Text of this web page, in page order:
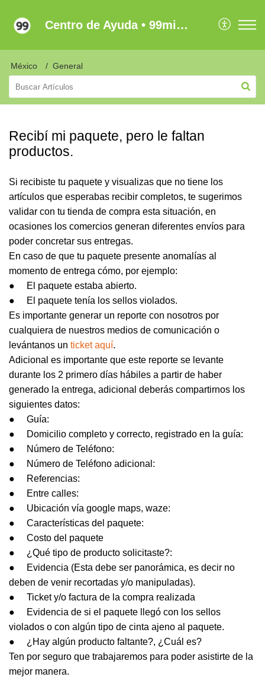
Centro de Ayuda • 99minutos Latam
México General
Recibí mi paquete, pero le faltan
productos.
Si recibiste tu paquete y visualizas que no tiene los
artículos que esperabas recibir completos, te sugerimos
validar con tu tienda de compra esta situación, en
ocasiones los comercios generan diferentes envíos para
poder concretar sus entregas.
En caso de que tu paquete presente anomalías al
momento de entrega cómo, por ejemplo:
● El paquete estaba abierto.
● El paquete tenía los sellos violados.
Es importante generar un reporte con nosotros por
cualquiera de nuestros medios de comunicación o
levántanos un ticket aquí.
Adicional es importante que este reporte se levante
durante los 2 primero días hábiles a partir de haber
generado la entrega, adicional deberás compartirnos los
siguientes datos:
● Guía:
● Domicilio completo y correcto, registrado en la guía:
● Número de Teléfono:
● Número de Teléfono adicional:
● Referencias:
● Entre calles:
● Ubicación vía google maps, waze:
● Características del paquete:
● Costo del paquete
● ¿Qué tipo de producto solicitaste?:
● Evidencia (Esta debe ser panorámica, es decir no
deben de venir recortadas y/o manipuladas).
● Ticket y/o factura de la compra realizada
● Evidencia de si el paquete llegó con los sellos
violados o con algún tipo de cinta ajeno al paquete.
● ¿Hay algún producto faltante?, ¿Cuál es?
Ten por seguro que trabajaremos para poder asistirte de la
mejor manera.